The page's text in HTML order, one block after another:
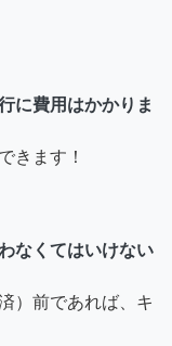
に費用はかかりま
きます！
なくてはいけない
）前であれば、キ